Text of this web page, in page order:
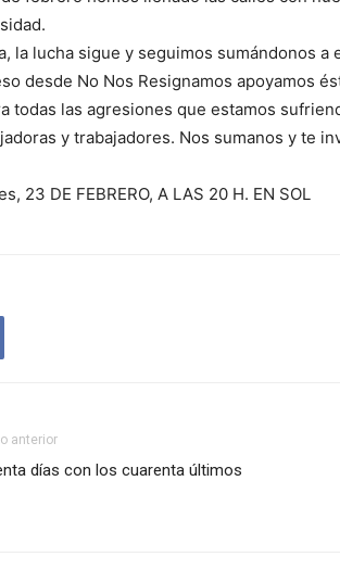
la lucha sigue y seguimos sumándonos a
desde No Nos Resignamos apoyamos
todas las agresiones que estamos
y trabajadores. Nos sumanos y te
23 DE FEBRERO, A LAS 20 H. EN SOL
anterior
días con los cuarenta últimos